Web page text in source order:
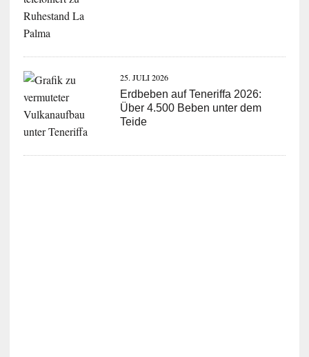
25. JULI 2026
Erdbeben auf Teneriffa 2026:
Über 4.500 Beben unter dem
Teide